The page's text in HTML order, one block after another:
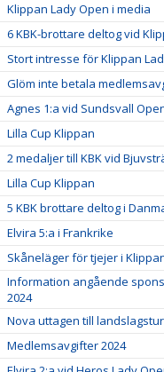
Klippan Lady Open i media
6 KBK-brottare deltog vid
Stort intresse för Klippan
Glöm inte betala
Agnes 1:a vid Sundsvall
Lilla Cup Klippan
2 medaljer till KBK vid
Lilla Cup Klippan
5 KBK brottare deltog i
Elvira 5:a i Frankrike
Skåneläger för tjejer i
Information angående
2024
Nova uttagen till
Medlemsavgifter 2024